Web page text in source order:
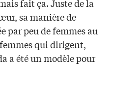
fait ça. Juste de la
sa manière de
par peu de femmes au
qui dirigent,
a été un modèle pour